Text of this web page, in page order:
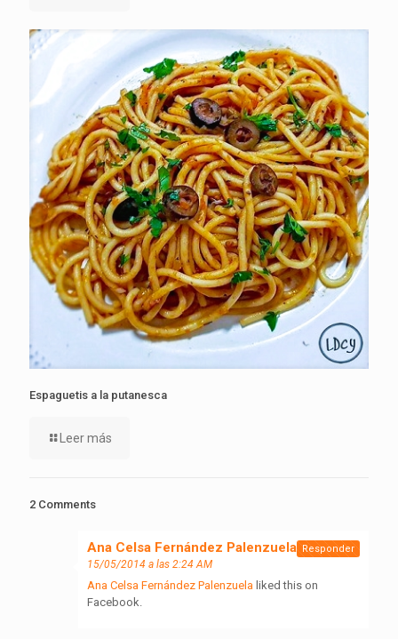
Espaguetis a la putanesca
Leer más
2 Comments
Ana Celsa Fernández Palenzuela dice:
15/05/2014 a las 2:24 AM
Ana Celsa Fernández Palenzuela liked this on
Facebook.
Responder